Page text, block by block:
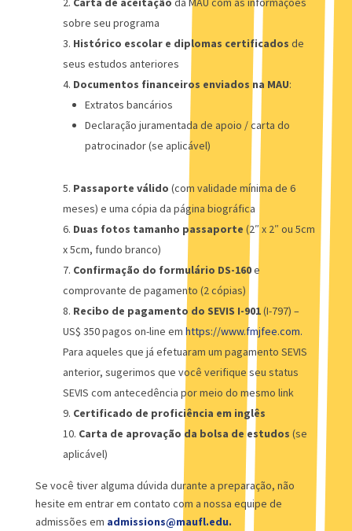
sobre seu programa
Histórico escolar e diplomas certificados de
seus estudos anteriores
Documentos financeiros enviados na MAU:
Extratos bancários
Declaração juramentada de apoio / carta do
patrocinador (se aplicável)
Passaporte válido (com validade mínima de 6
meses) e uma cópia da página biográfica
Duas fotos tamanho passaporte (2″ x 2″ ou 5cm
x 5cm, fundo branco)
Confirmação do formulário DS-160e
comprovante de pagamento (2 cópias)
Recibo de pagamento do SEVIS I-901(I-797) –
US$ 350 pagos on-line em https://www.fmjfee.com.
Para aqueles que já efetuaram um pagamento SEVIS
anterior, sugerimos que você verifique seu status
SEVIS com antecedência por meio do mesmo link
Certificado de proficiência em inglês
Carta de aprovação da bolsa de estudos (se
aplicável)
Se você tiver alguma dúvida durante a preparação, não
hesite em entrar em contato com a nossa equipe de
admissões em admissions@maufl.edu.